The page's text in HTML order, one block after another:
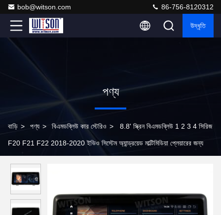
bob@witson.com 86-756-8120312
উদ্ধৃতি
পণ্য
বাড়ি > পণ্য > বিএমডব্লিউ কার স্টেরিও > 8.8' স্ক্রিন বিএমডব্লিউ 1 2 3 4 সিরিজ
F20 F21 F22 2018-2020 ইভিও সিস্টেম অ্যান্ড্রয়েড মাল্টিমিডিয়া প্লেয়ারের জন্য